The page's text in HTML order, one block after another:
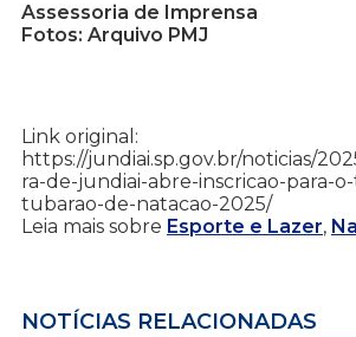
Assessoria de Imprensa
Fotos: Arquivo PMJ
Link original:
https://jundiai.sp.gov.br/noticias/
ra-de-jundiai-abre-inscricao-para-
tubarao-de-natacao-2025/
Leia mais sobre Esporte e Lazer,
NOTÍCIAS RELACIONADAS